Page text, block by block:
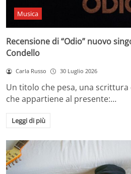
Musica
Recensione di “Odio” nuovo
Condello
Carla Russo 30 Luglio 2026
Un titolo che pesa, una scrittura
che appartiene al presente:…
Leggi di più